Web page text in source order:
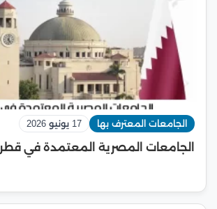
الجامعات المعترف بها 17 يونيو 2026
الجامعات المصرية المعتمدة في قطر